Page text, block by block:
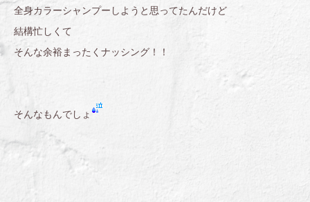
全身カラーシャンプーしようと思ってたんだけど
結構忙しくて
そんな余裕まったくナッシング！！
そんなもんでしょ